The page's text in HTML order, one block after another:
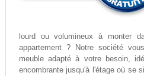
lourd ou volumineux à monter
appartement ? Notre société
meuble adapté à votre besoin,
encombrante jusqu'à l'étage où se